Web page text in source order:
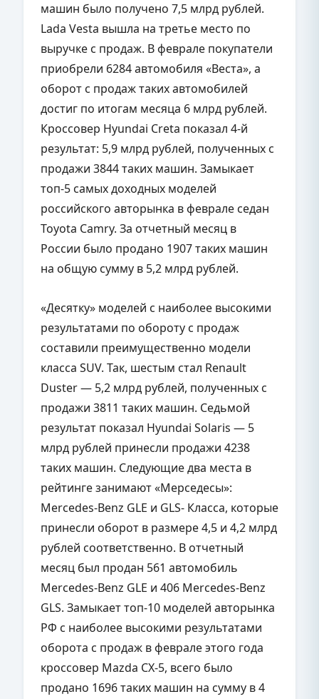
машин было получено 7,5 млрд рублей.
Lada Vesta вышла на третье место по
выручке с продаж. В феврале покупатели
приобрели 6284 автомобиля «Веста», а
оборот с продаж таких автомобилей
достиг по итогам месяца 6 млрд рублей.
Кроссовер Hyundai Creta показал 4-й
результат: 5,9 млрд рублей, полученных с
продажи 3844 таких машин. Замыкает
топ-5 самых доходных моделей
российского авторынка в феврале седан
Toyota Camry. За отчетный месяц в
России было продано 1907 таких машин
на общую сумму в 5,2 млрд рублей.
«Десятку» моделей с наиболее высокими
результатами по обороту с продаж
составили преимущественно модели
класса SUV. Так, шестым стал Renault
Duster — 5,2 млрд рублей, полученных с
продажи 3811 таких машин. Седьмой
результат показал Hyundai Solaris — 5
млрд рублей принесли продажи 4238
таких машин. Следующие два места в
рейтинге занимают «Мерседесы»:
Mercedes-Benz GLE и GLS- Класса, которые
принесли оборот в размере 4,5 и 4,2 млрд
рублей соответственно. В отчетный
месяц был продан 561 автомобиль
Mercedes-Benz GLE и 406 Mercedes-Benz
GLS. Замыкает топ-10 моделей авторынка
РФ с наиболее высокими результатами
оборота с продаж в феврале этого года
кроссовер Mazda CX-5, всего было
продано 1696 таких машин на сумму в 4